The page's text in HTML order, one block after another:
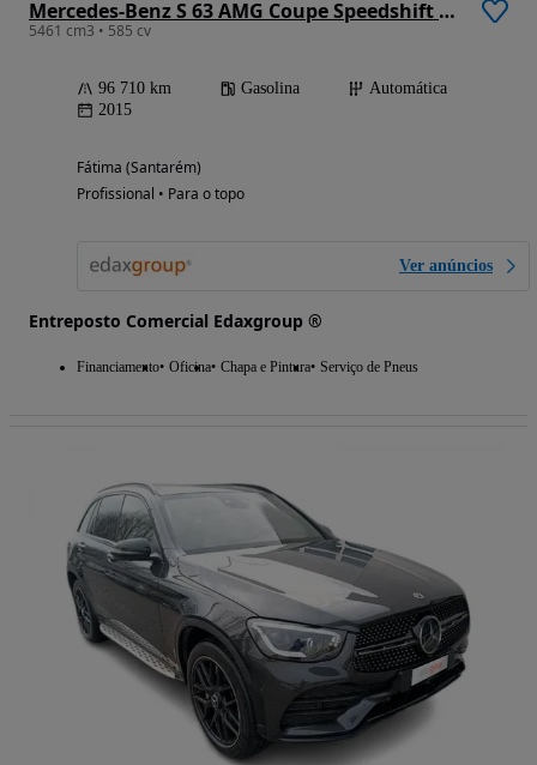
Mercedes-Benz S 63 AMG Coupe Speedshift 7G-MCT
5461 cm3 • 585 cv
96 710 km Gasolina
Automática
2015
Fátima (Santarém)
Profissional • Para o topo
Ver anúncios
Entreposto Comercial Edaxgroup ®
Financiamento Oficina Chapa e Pintura Serviço de Pneus